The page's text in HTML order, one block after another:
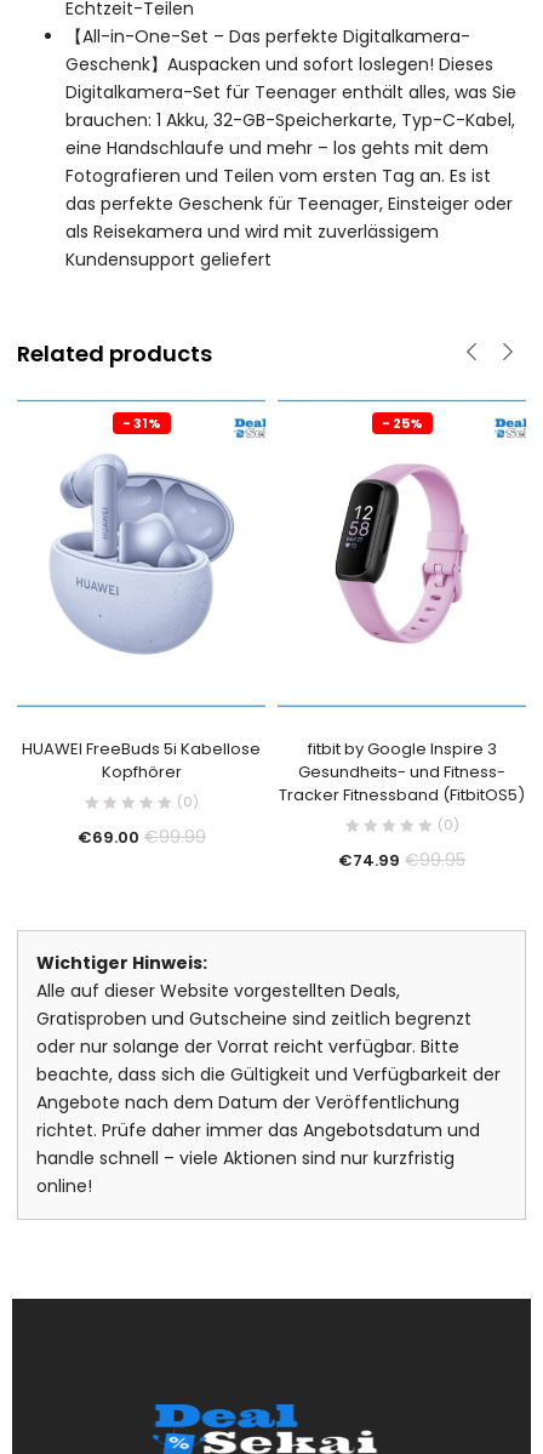
Echtzeit-Teilen
【All-in-One-Set – Das perfekte Digitalkamera-
Geschenk】Auspacken und sofort loslegen! Dieses
Digitalkamera-Set für Teenager enthält alles, was Sie
brauchen: 1 Akku, 32-GB-Speicherkarte, Typ-C-Kabel,
eine Handschlaufe und mehr – los gehts mit dem
Fotografieren und Teilen vom ersten Tag an. Es ist
das perfekte Geschenk für Teenager, Einsteiger oder
als Reisekamera und wird mit zuverlässigem
Kundensupport geliefert
Related products
- 31%
HUAWEI FreeBuds 5i Kabellose
Kopfhörer
(0)
€69.00 €99.99
- 25%
fitbit by Google Inspire 3
Gesundheits- und Fitness-
Tracker Fitnessband (FitbitOS5)
(0)
€74.99 €99.95
Wichtiger Hinweis:
Alle auf dieser Website vorgestellten Deals,
Gratisproben und Gutscheine sind zeitlich begrenzt
oder nur solange der Vorrat reicht verfügbar. Bitte
beachte, dass sich die Gültigkeit und Verfügbarkeit der
Angebote nach dem Datum der Veröffentlichung
richtet. Prüfe daher immer das Angebotsdatum und
handle schnell – viele Aktionen sind nur kurzfristig
online!